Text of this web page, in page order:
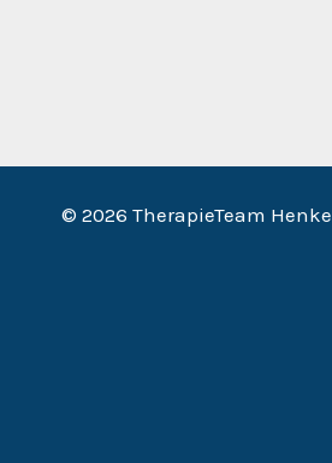
© 2026 TherapieTeam Henke